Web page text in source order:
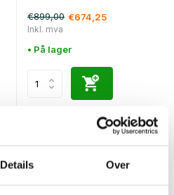
Details Over
€899,00 €674,25
Inkl. mva
• På lager